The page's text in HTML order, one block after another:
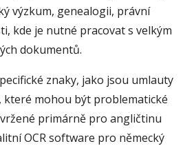
výzkum, genealogii, právní
kde je nutné pracovat s velkým
dokumentů.
znaky, jako jsou umlauty
které mohou být problematické
primárně pro angličtinu
OCR software pro německý